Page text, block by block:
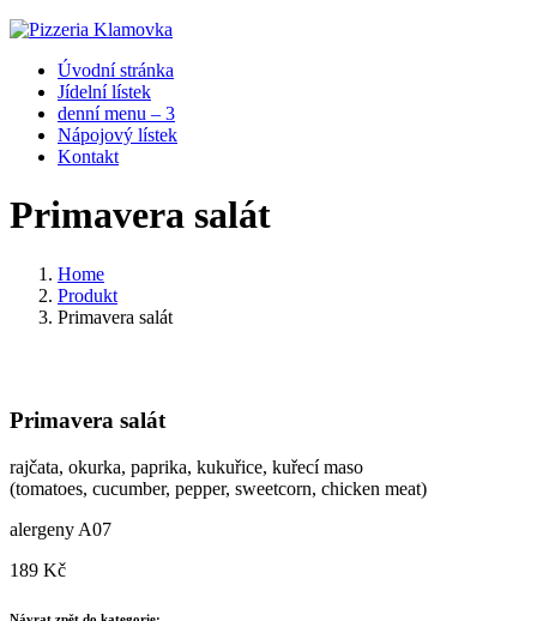
Úvodní stránka
Jídelní lístek
denní menu – 3
Nápojový lístek
Kontakt
Primavera salát
Home
Produkt
Primavera salát
Primavera salát
rajčata, okurka, paprika, kukuřice, kuřecí maso
(tomatoes, cucumber, pepper, sweetcorn, chicken meat)
alergeny A07
189 Kč
Návrat zpět do kategorie: